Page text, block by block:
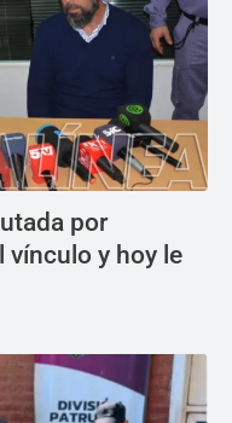
por
vínculo y hoy le